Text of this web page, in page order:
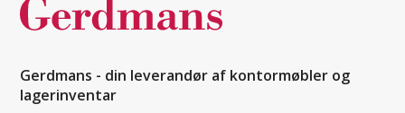
Gerdmans - din leverandør af kontormøbler og
lagerinventar